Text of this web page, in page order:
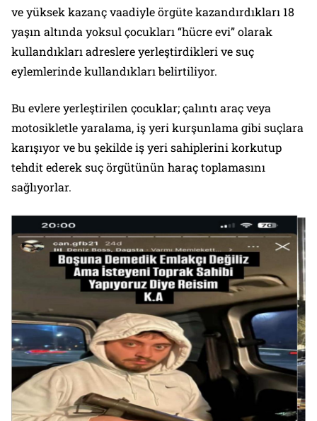
ve yüksek kazanç vaadiyle örgüte kazandırdıkları 18
yaşın altında yoksul çocukları “hücre evi” olarak
kullandıkları adreslere yerleştirdikleri ve suç
eylemlerinde kullandıkları belirtiliyor.
Bu evlere yerleştirilen çocuklar; çalıntı araç veya
motosikletle yaralama, iş yeri kurşunlama gibi suçlara
karışıyor ve bu şekilde iş yeri sahiplerini korkutup
tehdit ederek suç örgütünün haraç toplamasını
sağlıyorlar.